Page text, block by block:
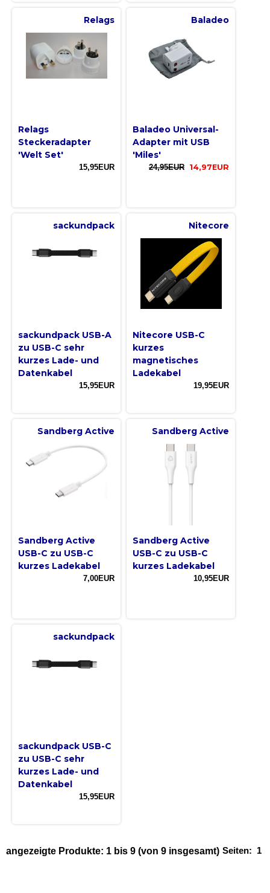
Relags
Relags
Steckeradapter
'Welt Set'
15,95EUR
Baladeo
Baladeo Universal-
Adapter mit USB
'Miles'
24,95EUR 14,97EUR
sackundpack
sackundpack USB-A
zu USB-C sehr
kurzes Lade- und
Datenkabel
15,95EUR
Nitecore
Nitecore USB-C
kurzes
magnetisches
Ladekabel
19,95EUR
Sandberg Active
Sandberg Active
USB-C zu USB-C
kurzes Ladekabel
7,00EUR
Sandberg Active
Sandberg Active
USB-C zu USB-C
kurzes Ladekabel
10,95EUR
sackundpack
sackundpack USB-C
zu USB-C sehr
kurzes Lade- und
Datenkabel
15,95EUR
Seiten: 1
angezeigte Produkte: 1 bis 9 (von 9 insgesamt)